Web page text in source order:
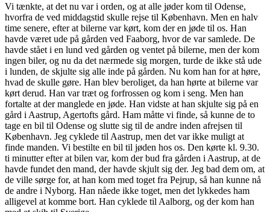
Vi tænkte, at det nu var i orden, og at alle jøder kom til Odense,
hvorfra de ved middagstid skulle rejse til København. Men en halv
time senere, efter at bilerne var kørt, kom der en jøde til os. Han
havde været ude på gården ved Faaborg, hvor de var samlede. De
havde stået i en lund ved gården og ventet på bilerne, men der kom
ingen biler, og nu da det nærmede sig morgen, turde de ikke stå ude
i lunden, de skjulte sig alle inde på gården. Nu kom han for at høre,
hvad de skulle gøre. Han blev beroliget, da han hørte at bilerne var
kørt derud. Han var træt og forfrossen og kom i seng. Men han
fortalte at der manglede en jøde. Han vidste at han skjulte sig på en
gård i Aastrup, Agertofts gård. Ham måtte vi finde, så kunne de to
tage en bil til Odense og slutte sig til de andre inden afrejsen til
København. Jeg cyklede til Aastrup, men det var ikke muligt at
finde manden. Vi bestilte en bil til jøden hos os. Den kørte kl. 9.30.
ti minutter efter at bilen var, kom der bud fra gården i Aastrup, at de
havde fundet den mand, der havde skjult sig der. Jeg bad dem om, at
de ville sørge for, at han kom med toget fra Pejrup, så han kunne nå
de andre i Nyborg. Han nåede ikke toget, men det lykkedes ham
alligevel at komme bort. Han cyklede til Aalborg, og der kom han